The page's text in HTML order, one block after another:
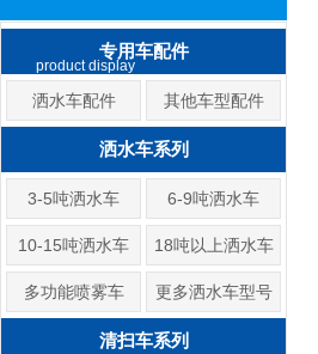
product display
专用车配件
洒水车配件 其他车型配件
洒水车系列
3-5吨洒水车 6-9吨洒水车
10-15吨洒水车 18吨以上洒水车
多功能喷雾车 更多洒水车型号
清扫车系列